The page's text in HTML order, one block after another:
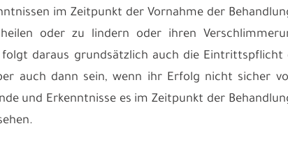
im Zeitpunkt der Vornahme der
oder zu lindern oder ihren
daraus grundsätzlich auch die Eintrittspflicht
auch dann sein, wenn ihr Erfolg nicht sicher
und Erkenntnisse es im Zeitpunkt der